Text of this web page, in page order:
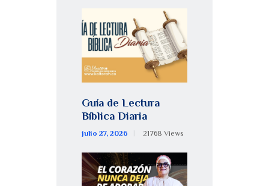
Guía de Lectura
Bíblica Diaria
julio 27, 2026 21768 Views